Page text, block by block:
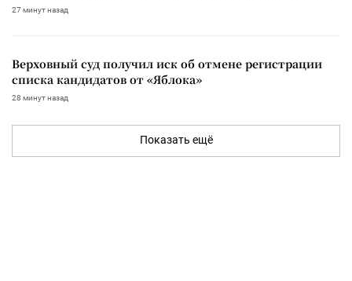
27 минут назад
Верховный суд получил иск об отмене регистрации
списка кандидатов от «Яблока»
28 минут назад
Показать ещё